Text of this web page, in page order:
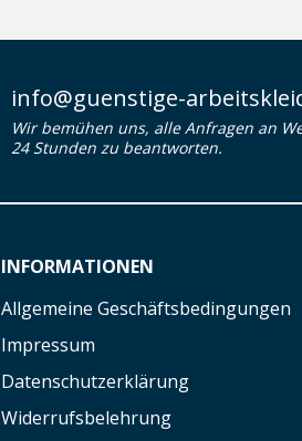
info@guenstige-
Wir bemühen uns, alle Anfragen an
24 Stunden zu beantworten.
INFORMATIONEN
Allgemeine Geschäftsbedingungen
Impressum
Datenschutzerklärung
Widerrufsbelehrung